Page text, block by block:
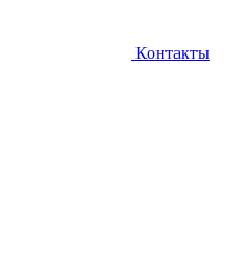
Контакты